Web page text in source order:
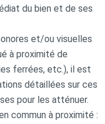
du bien et de ses
et/ou visuelles
à proximité de
ferrées, etc.), il est
détaillées sur ces
pour les atténuer.
commun à proximité :